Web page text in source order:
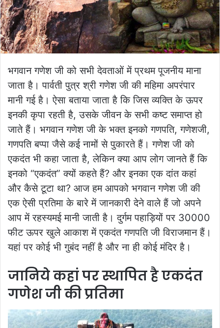
भगवान गणेश जी को सभी देवताओं में प्रथम पूजनीय माना
जाता है। पार्वती पुत्र श्री गणेश जी की महिमा अपरंपार
मानी गई है। ऐसा बताया जाता है कि जिस व्यक्ति के ऊपर
इनकी कृपा रहती है, उसके जीवन के सभी कष्ट समाप्त हो
जाते हैं। भगवान गणेश जी के भक्त इनको गणपति, गणेशजी,
गणपति बप्पा जैसे कई नामों से पुकारते हैं। गणेश जी को
एकदंत भी कहा जाता है, लेकिन क्या आप लोग जानते हैं कि
इनको “एकदंत” क्यों कहते हैं? और इनका एक दांत कहां
और कैसे टूटा था? आज हम आपको भगवान गणेश जी की
एक ऐसी प्रतिमा के बारे में जानकारी देने वाले हैं जो अपने
आप में रहस्यमई मानी जाती है। दुर्गम पहाड़ियों पर 30000
फीट ऊपर खुले आकाश में एकदंत गणपति जी विराजमान हैं।
यहां पर कोई भी गुबंद नहीं है और ना ही कोई मंदिर है।
जानिये कहां पर स्थापित है एकदंत
गणेश जी की प्रतिमा